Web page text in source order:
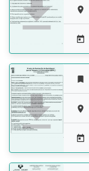
 




